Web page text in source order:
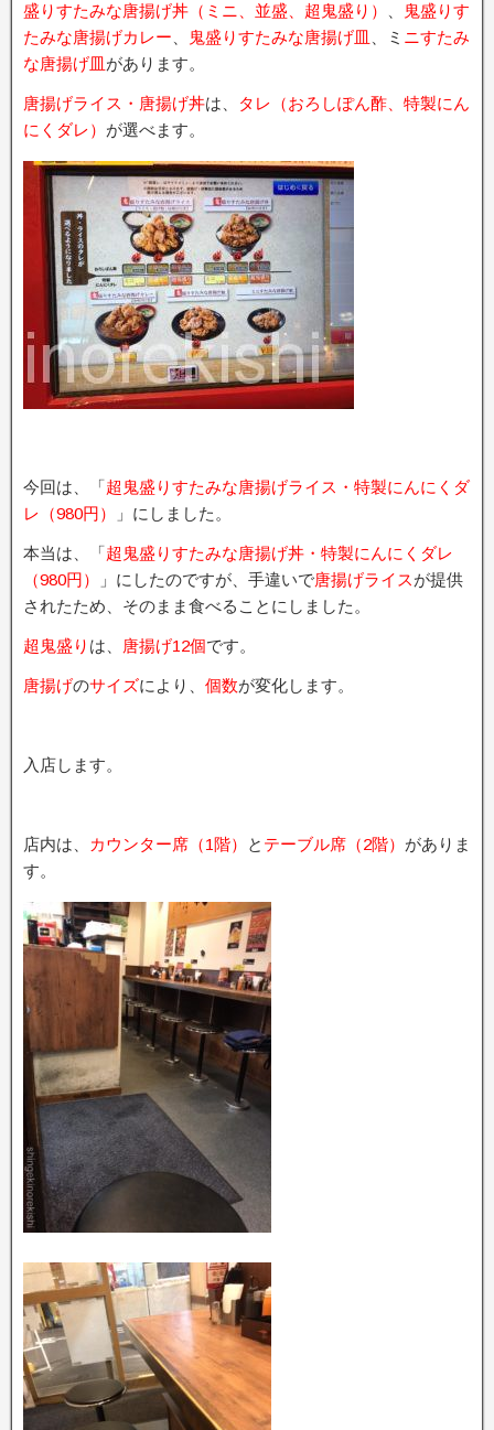
盛りすたみな唐揚げ丼（ミニ、並盛、超鬼盛り）
鬼盛りす
たみな唐揚げカレー
鬼盛りすたみな唐揚げ皿 、ミ ニすたみ
な唐揚げ皿 があります。
唐揚げライス・唐揚げ丼は、
タレ（おろしぽん酢、特製にん
にくダレ） が選べます。
今回は、「超鬼盛りすたみな唐揚げライス・特製にんにくダ
レ（980円）
」にしました。
本当は、「超鬼盛りすたみな唐揚げ丼・特製にんにくダレ
（980円）
」にしたのですが、手違いで唐揚げライスが提供
されたため、そのまま食べることにしました。
超鬼盛り は、 唐揚げ12個です。
唐揚げのサイズにより、 個数が変化します。
入店します。
店内は、 カウンター席（1階） と テーブル席（2階） がありま
す。